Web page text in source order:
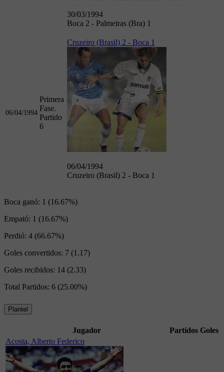
30/03/1994
Boca 2 - Palmeiras (Bra) 1
06/04/1994
Primera
Fase.
Partido
6
Cruzeiro (Brasil) 2 - Boca 1
06/04/1994
Cruzeiro (Brasil) 2 - Boca 1
Boca ganó: 1 (16.67%)
Empató: 1 (16.67%)
Perdió: 4 (66.67%)
Goles convertidos: 7 (1.17)
Goles recibidos: 14 (2.33)
Total Partidos: 6 (25.00%)
Plantel
Jugador Partidos Goles
Acosta, Alberto Federico